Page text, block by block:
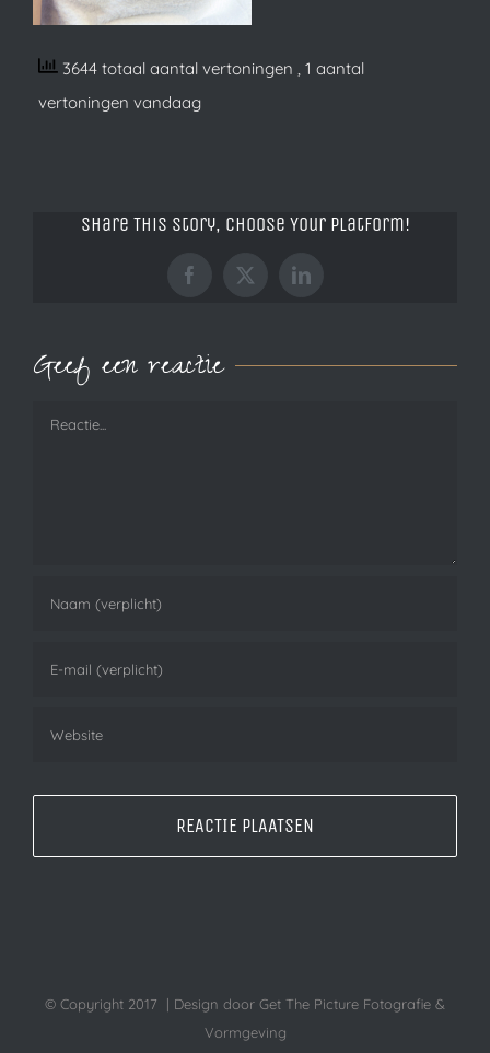
3644 totaal aantal vertoningen
, 1 aantal
vertoningen vandaag
Share This Story, Choose Your Platform!
Facebook
X LinkedIn
Geef een reactie
Reactie
© Copyright 2017 | Design door Get The Picture Fotografie &
Vormgeving